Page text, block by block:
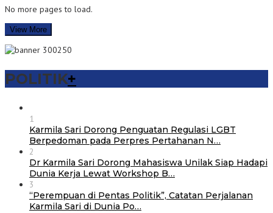
No more pages to load.
View More
POLITIK+
1
Karmila Sari Dorong Penguatan Regulasi LGBT
Berpedoman pada Perpres Pertahanan N…
2
Dr Karmila Sari Dorong Mahasiswa Unilak Siap Hadapi
Dunia Kerja Lewat Workshop B…
3
“Perempuan di Pentas Politik”, Catatan Perjalanan
Karmila Sari di Dunia Po…